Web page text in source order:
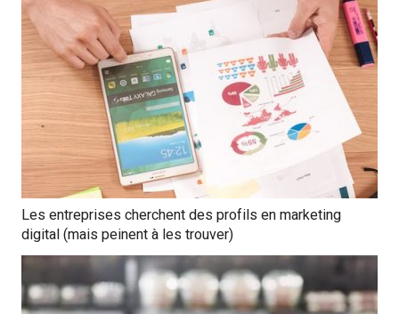
Les entreprises cherchent des profils en marketing
digital (mais peinent à les trouver)